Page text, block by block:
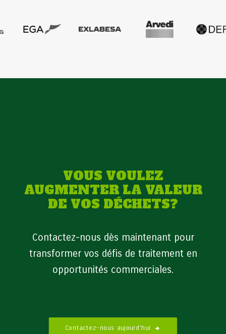
VOUS VOULEZ
AUGMENTER LA VALEUR
DE VOS DÉCHETS?
Contactez-nous dès maintenant pour
transformer vos défis de traitement en
opportunités commerciales.
Contactez-nous aujourd'hui